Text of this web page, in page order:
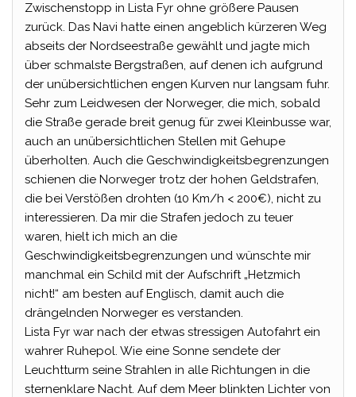
Zwischenstopp in Lista Fyr ohne größere Pausen
zurück. Das Navi hatte einen angeblich kürzeren Weg
abseits der Nordseestraße gewählt und jagte mich
über schmalste Bergstraßen, auf denen ich aufgrund
der unübersichtlichen engen Kurven nur langsam fuhr.
Sehr zum Leidwesen der Norweger, die mich, sobald
die Straße gerade breit genug für zwei Kleinbusse war,
auch an unübersichtlichen Stellen mit Gehupe
überholten. Auch die Geschwindigkeitsbegrenzungen
schienen die Norweger trotz der hohen Geldstrafen,
die bei Verstößen drohten (10 Km/h < 200€), nicht zu
interessieren. Da mir die Strafen jedoch zu teuer
waren, hielt ich mich an die
Geschwindigkeitsbegrenzungen und wünschte mir
manchmal ein Schild mit der Aufschrift „Hetzmich
nicht!“ am besten auf Englisch, damit auch die
drängelnden Norweger es verstanden.
Lista Fyr war nach der etwas stressigen Autofahrt ein
wahrer Ruhepol. Wie eine Sonne sendete der
Leuchtturm seine Strahlen in alle Richtungen in die
sternenklare Nacht. Auf dem Meer blinkten Lichter von